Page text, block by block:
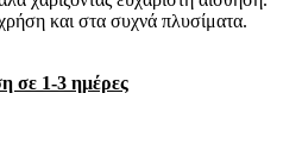
και στα συχνά πλυσίματα.
σε 1-3 ημέρες